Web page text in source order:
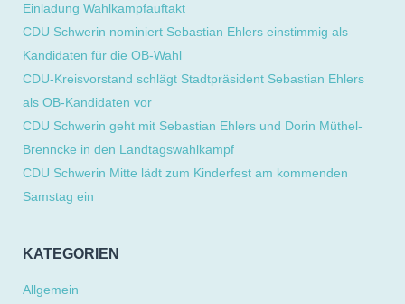
Einladung Wahlkampfauftakt
CDU Schwerin nominiert Sebastian Ehlers einstimmig als
Kandidaten für die OB-Wahl
CDU-Kreisvorstand schlägt Stadtpräsident Sebastian Ehlers
als OB-Kandidaten vor
CDU Schwerin geht mit Sebastian Ehlers und Dorin Müthel-
Brenncke in den Landtagswahlkampf
CDU Schwerin Mitte lädt zum Kinderfest am kommenden
Samstag ein
KATEGORIEN
Allgemein